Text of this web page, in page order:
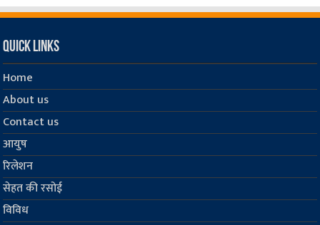
Quick Links
Home
About us
Contact us
आयुष
रिलेशन
सेहत की रसोई
विविध